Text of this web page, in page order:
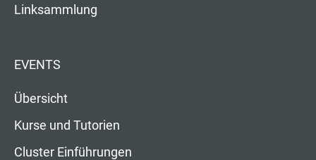
Linksammlung
EVENTS
Übersicht
Kurse und Tutorien
Cluster Einführungen